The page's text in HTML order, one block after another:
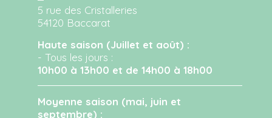
5 rue des Cristalleries
54120 Baccarat
Haute saison (Juillet et août) :
- Tous les jours :
10h00 à 13h00 et de 14h00 à 18h00
Moyenne saison (mai, juin et
septembre) :